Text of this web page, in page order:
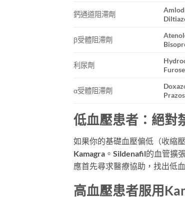
鈣通道阻滯劑
β受體阻滯劑
利尿劑
α受體阻滯劑
低血壓患者：絕對
如果你的基礎血壓偏低（收縮
Kamagra。Sildenafil的血管擴
應首先尋求醫療協助，找出低
高血壓患者服用